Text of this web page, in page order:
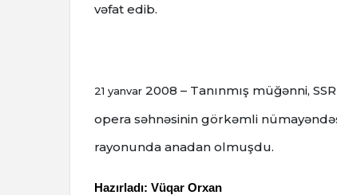
vəfat edib.
21 yanvar 2008 – Tanınmış müğənni,
opera səhnəsinin görkəmli
rayonunda anadan olmuşdu.
Hazırladı: Vüqar Orxan